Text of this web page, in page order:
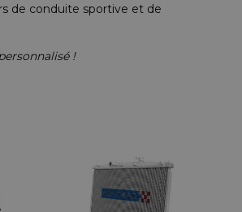
de conduite sportive et de
!